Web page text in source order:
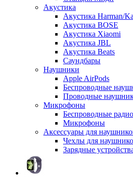
Акустика
Акустика Harman/
Акустика BOSE
Акустика Xiaomi
Акустика JBL
Акустика Beats
Саундбары
Наушники
Apple AirPods
Беспроводные
Проводные
Микрофоны
Беспроводные
Микрофоны
Аксессуары для
Чехлы для
Зарядные